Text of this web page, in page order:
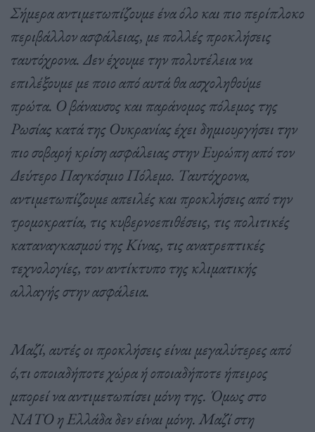
Σήμερα αντιμετωπίζουμε ένα όλο και πιο περίπλοκο
περιβάλλον ασφάλειας, με πολλές προκλήσεις
ταυτόχρονα. Δεν έχουμε την πολυτέλεια να
επιλέξουμε με ποιο από αυτά θα ασχοληθούμε
πρώτα. Ο βάναυσος και παράνομος πόλεμος της
Ρωσίας κατά της Ουκρανίας έχει δημιουργήσει την
πιο σοβαρή κρίση ασφάλειας στην Ευρώπη από τον
Δεύτερο Παγκόσμιο Πόλεμο. Ταυτόχρονα,
αντιμετωπίζουμε απειλές και προκλήσεις από την
τρομοκρατία, τις κυβερνοεπιθέσεις, τις πολιτικές
καταναγκασμού της Κίνας, τις ανατρεπτικές
τεχνολογίες, τον αντίκτυπο της κλιματικής
αλλαγής στην ασφάλεια.
Μαζί, αυτές οι προκλήσεις είναι μεγαλύτερες από
ό,τι οποιαδήποτε χώρα ή οποιαδήποτε ήπειρος
μπορεί να αντιμετωπίσει μόνη της. Όμως στο
ΝΑΤΟ η Ελλάδα δεν είναι μόνη. Μαζί στη